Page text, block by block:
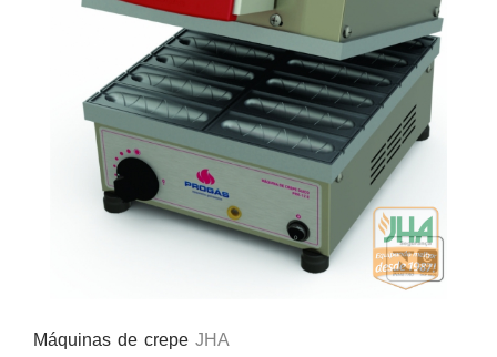
Máquinas de crepe JHA